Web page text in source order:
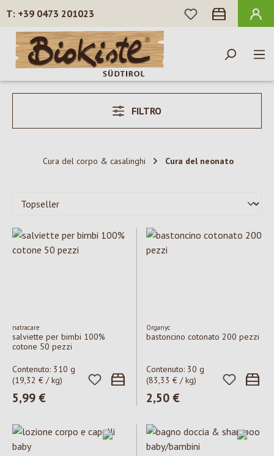
Passa al contenuto principale
+39 0473 201023
HAI 0 ARTICOLI
FILTRO
Cura del corpo & casalinghi Cura del neonato
natracare
salviette per bimbi 100%
cotone 50 pezzi
Contenuto: 310 g
(19,32 € / kg)
Prezzo normale:
5,99 €
Organyc
bastoncino cotonato 200 pezzi
Contenuto: 30 g
(83,33 € / kg)
Prezzo normale:
2,50 €